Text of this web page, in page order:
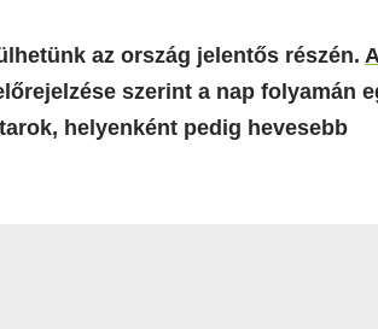
az ország jelentős részén. A
szerint a nap folyamán
helyenként pedig hevesebb